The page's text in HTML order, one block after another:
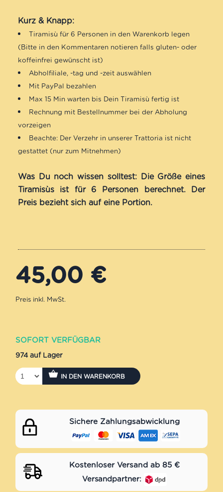
Kurz & Knapp:
Tiramisù für 6 Personen in den Warenkorb legen
(Bitte in den Kommentaren notieren falls gluten- oder
koffeinfrei gewünscht ist)
Abholfiliale, -tag und -zeit auswählen
Mit PayPal bezahlen
Max 15 Min warten bis Dein Tiramisù fertig ist
Rechnung mit Bestellnummer bei der Abholung
vorzeigen
Beachte: Der Verzehr in unserer Trattoria ist nicht
gestattet (nur zum Mitnehmen)
Was Du noch wissen solltest: Die Größe eines
Tiramisùs ist für 6 Personen berechnet. Der
Preis bezieht sich auf eine Portion.
45,00 €
SOFORT VERFÜGBAR
974 auf Lager
IN DEN WARENKORB
Sichere Zahlungsabwicklung
Kostenloser Versand ab 85 €
Versandpartner: